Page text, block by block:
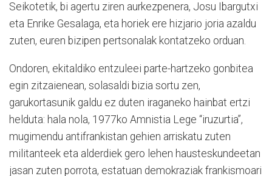
Seikotetik, bi agertu ziren aurkezpenera, Josu Ibargutxi
eta Enrike Gesalaga, eta horiek ere hizjario joria azaldu
zuten, euren bizipen pertsonalak kontatzeko orduan.
Ondoren, ekitaldiko entzuleei parte-hartzeko gonbitea
egin zitzaienean, solasaldi bizia sortu zen,
garukortasunik galdu ez duten iraganeko hainbat ertzi
helduta: hala nola, 1977ko Amnistia Lege “iruzurtia”,
mugimendu antifrankistan gehien arriskatu zuten
militanteek eta alderdiek gero lehen hausteskundeetan
jasan zuten porrota, estatuan demokraziak frankismoari